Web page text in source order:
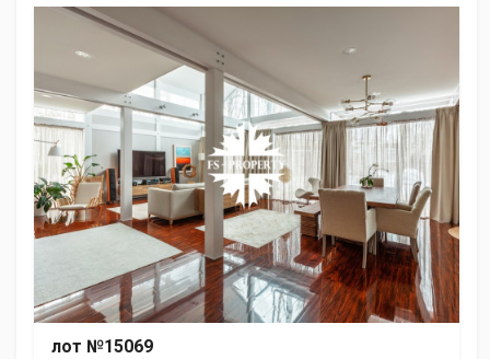
лот №15069